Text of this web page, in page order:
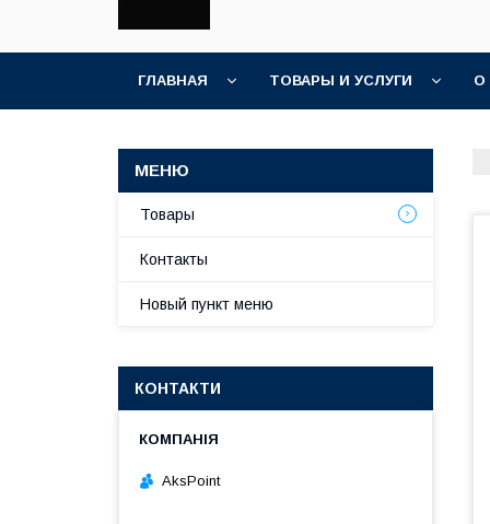
ГЛАВНАЯ ТОВАРЫ И УСЛУГИ О
Товары
Контакты
Новый пункт меню
КОНТАКТИ
AksPoint